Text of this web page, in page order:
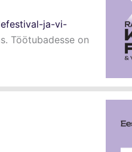
ja-vi-
Töötubadesse on